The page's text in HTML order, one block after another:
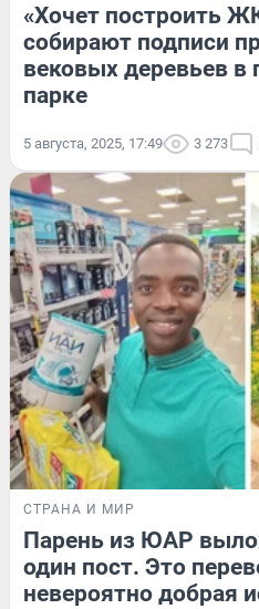
«Хочет построить
собирают подписи
вековых деревьев в
парке
5 августа, 2025, 17:49 3 273
СТРАНА И МИР
Парень из ЮАР
один пост. Это
невероятно добрая